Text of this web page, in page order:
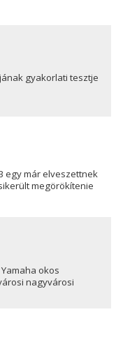
gyakorlati tesztje
egy már elveszettnek
megörökítenie
okos
nagyvárosi